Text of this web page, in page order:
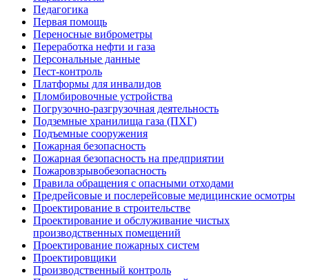
Педагогика
Первая помощь
Переносные виброметры
Переработка нефти и газа
Персональные данные
Пест-контроль
Платформы для инвалидов
Пломбировочные устройства
Погрузочно-разгрузочная деятельность
Подземные хранилища газа (ПХГ)
Подъемные сооружения
Пожарная безопасность
Пожарная безопасность на предприятии
Пожаровзрывобезопасность
Правила обращения с опасными отходами
Предрейсовые и послерейсовые медицинские осмотры
Проектирование в строительстве
Проектирование и обслуживание чистых
производственных помещений
Проектирование пожарных систем
Проектировщики
Производственный контроль